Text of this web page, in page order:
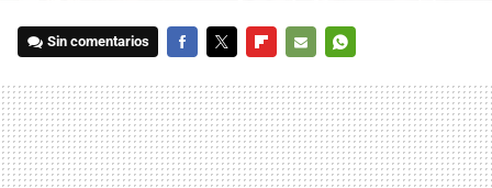
Sin comentarios
MAIL